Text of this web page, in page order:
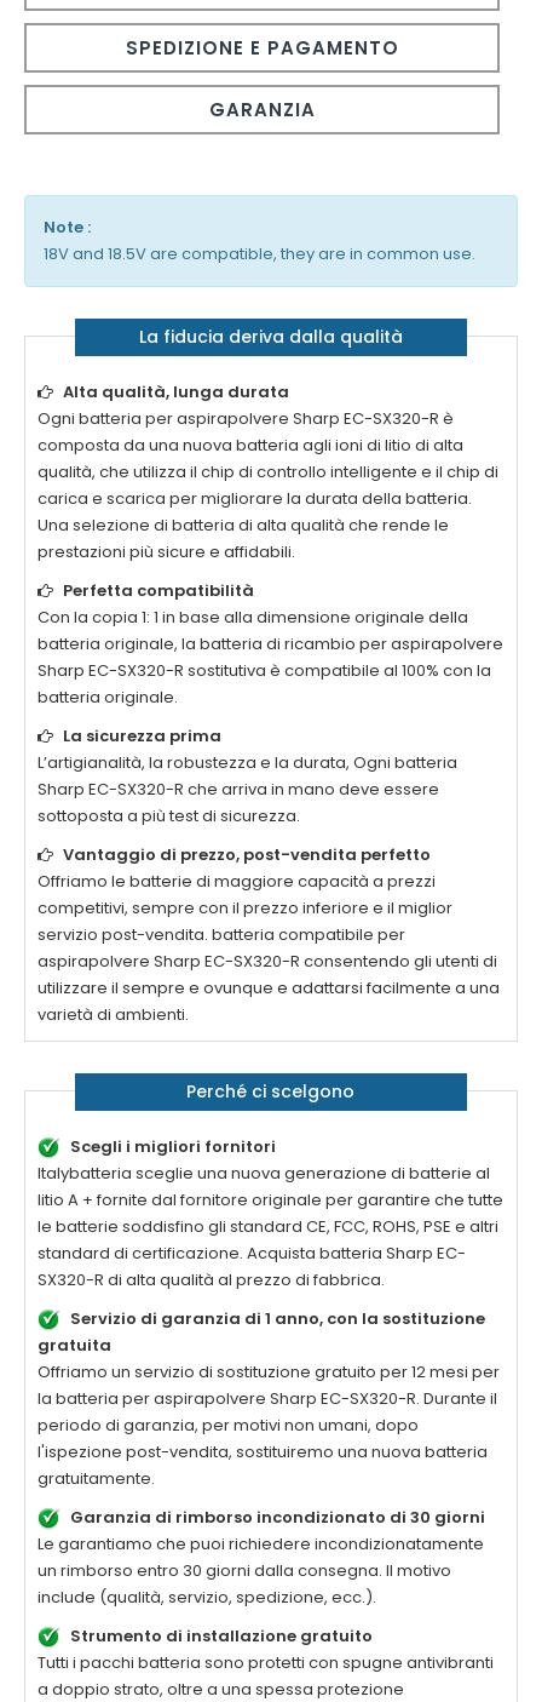
SPEDIZIONE E PAGAMENTO
GARANZIA
Note :
18V and 18.5V are compatible, they are in common use.
La fiducia deriva dalla qualità
Alta qualità, lunga durata
Ogni batteria per aspirapolvere Sharp EC-SX320-R è
composta da una nuova batteria agli ioni di litio di alta
qualità, che utilizza il chip di controllo intelligente e il chip di
carica e scarica per migliorare la durata della batteria.
Una selezione di batteria di alta qualità che rende le
prestazioni più sicure e affidabili.
Perfetta compatibilità
Con la copia 1: 1 in base alla dimensione originale della
batteria originale, la batteria di ricambio per aspirapolvere
Sharp EC-SX320-R sostitutiva è compatibile al 100% con la
batteria originale.
La sicurezza prima
L’artigianalità, la robustezza e la durata, Ogni batteria
Sharp EC-SX320-R che arriva in mano deve essere
sottoposta a più test di sicurezza.
Vantaggio di prezzo, post-vendita perfetto
Offriamo le batterie di maggiore capacità a prezzi
competitivi, sempre con il prezzo inferiore e il miglior
servizio post-vendita. batteria compatibile per
aspirapolvere Sharp EC-SX320-R consentendo gli utenti di
utilizzare il sempre e ovunque e adattarsi facilmente a una
varietà di ambienti.
Perché ci scelgono
Scegli i migliori fornitori
Italybatteria sceglie una nuova generazione di batterie al
litio A + fornite dal fornitore originale per garantire che tutte
le batterie soddisfino gli standard CE, FCC, ROHS, PSE e altri
standard di certificazione. Acquista batteria Sharp EC-
SX320-R di alta qualità al prezzo di fabbrica.
Servizio di garanzia di 1 anno, con la sostituzione
gratuita
Offriamo un servizio di sostituzione gratuito per 12 mesi per
la batteria per aspirapolvere Sharp EC-SX320-R. Durante il
periodo di garanzia, per motivi non umani, dopo
l'ispezione post-vendita, sostituiremo una nuova batteria
gratuitamente.
Garanzia di rimborso incondizionato di 30 giorni
Le garantiamo che puoi richiedere incondizionatamente
un rimborso entro 30 giorni dalla consegna. Il motivo
include (qualità, servizio, spedizione, ecc.).
Strumento di installazione gratuito
Tutti i pacchi batteria sono protetti con spugne antivibranti
a doppio strato, oltre a una spessa protezione